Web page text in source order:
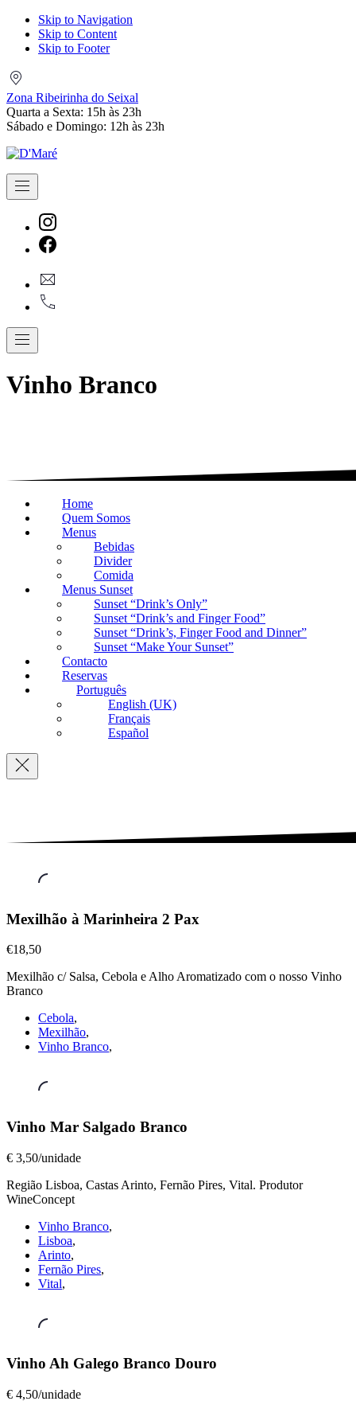
Skip to Navigation
Skip to Content
Skip to Footer
do
Seixal
Zona Ribeirinha do Seixal
Quarta a Sexta: 15h às 23h
Sábado e Domingo: 12h às 23h
Navigation
New
Window
Window
Navigation
Vinho Branco
Home
Quem Somos
Menus
Bebidas
Divider
Comida
Menus Sunset
Sunset “Drink’s Only”
Sunset “Drink’s and Finger Food”
Sunset “Drink’s, Finger Food and Dinner”
Sunset “Make Your Sunset”
Contacto
Reservas
Português
English (UK)
Français
Español
Navigation
Petiscos
&
à
Marinheira
Pax
€18,50
Mexilhão à Marinheira 2 Pax
€18,50
Mexilhão c/ Salsa, Cebola e Alho Aromatizado com o nosso Vinho
Branco
Cebola,
Mexilhão,
Vinho Branco,
Vinhos
a
Mar
Salgado
€
3,50/unidade
Vinho Mar Salgado Branco
€ 3,50/unidade
Região Lisboa, Castas Arinto, Fernão Pires, Vital. Produtor
WineConcept
Vinho Branco,
Lisboa,
Arinto,
Fernão Pires,
Vital,
Vinhos
Vinho Ah Galego Branco Douro
€ 4,50/unidade